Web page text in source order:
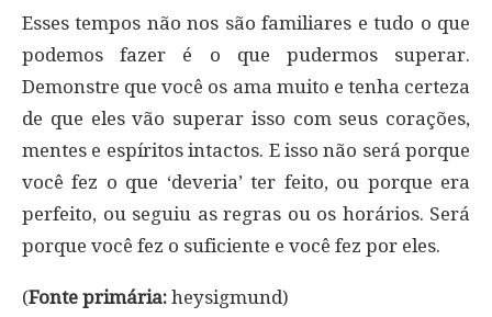
Esses tempos não nos são familiares e tudo o que
podemos fazer é o que pudermos superar.
Demonstre que você os ama muito e tenha certeza
de que eles vão superar isso com seus corações,
mentes e espíritos intactos. E isso não será porque
você fez o que ‘deveria’ ter feito, ou porque era
perfeito, ou seguiu as regras ou os horários. Será
porque você fez o suficiente e você fez por eles.
(Fonte primária: heysigmund)